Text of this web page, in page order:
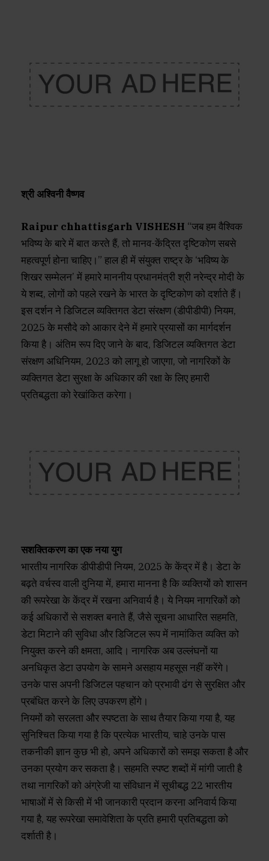
श्री अश्विनी वैष्णव
Raipur chhattisgarh VISHESH “जब हम वैश्विक
भविष्य के बारे में बात करते हैं, तो मानव-केंद्रित दृष्टिकोण सबसे
महत्वपूर्ण होना चाहिए।” हाल ही में संयुक्त राष्ट्र के ‘भविष्य के
शिखर सम्मेलन’ में हमारे माननीय प्रधानमंत्री श्री नरेन्द्र मोदी के
ये शब्द, लोगों को पहले रखने के भारत के दृष्टिकोण को दर्शाते हैं।
इस दर्शन ने डिजिटल व्यक्तिगत डेटा संरक्षण (डीपीडीपी) नियम,
2025 के मसौदे को आकार देने में हमारे प्रयासों का मार्गदर्शन
किया है। अंतिम रूप दिए जाने के बाद, डिजिटल व्यक्तिगत डेटा
संरक्षण अधिनियम, 2023 को लागू हो जाएगा, जो नागरिकों के
व्यक्तिगत डेटा सुरक्षा के अधिकार की रक्षा के लिए हमारी
प्रतिबद्धता को रेखांकित करेगा।
सशक्तिकरण का एक नया युग
भारतीय नागरिक डीपीडीपी नियम, 2025 के केंद्र में है। डेटा के
बढ़ते वर्चस्व वाली दुनिया में, हमारा मानना है कि व्यक्तियों को शासन
की रूपरेखा के केंद्र में रखना अनिवार्य है। ये नियम नागरिकों को
कई अधिकारों से सशक्त बनाते हैं, जैसे सूचना आधारित सहमति,
डेटा मिटाने की सुविधा और डिजिटल रूप में नामांकित व्यक्ति को
नियुक्त करने की क्षमता, आदि। नागरिक अब उल्लंघनों या
अनधिकृत डेटा उपयोग के सामने असहाय महसूस नहीं करेंगे।
उनके पास अपनी डिजिटल पहचान को प्रभावी ढंग से सुरक्षित और
प्रबंधित करने के लिए उपकरण होंगे।
नियमों को सरलता और स्पष्टता के साथ तैयार किया गया है, यह
सुनिश्चित किया गया है कि प्रत्येक भारतीय, चाहे उनके पास
तकनीकी ज्ञान कुछ भी हो, अपने अधिकारों को समझ सकता है और
उनका प्रयोग कर सकता है। सहमति स्पष्ट शब्दों में मांगी जाती है
तथा नागरिकों को अंग्रेजी या संविधान में सूचीबद्ध 22 भारतीय
भाषाओं में से किसी में भी जानकारी प्रदान करना अनिवार्य किया
गया है, यह रूपरेखा समावेशिता के प्रति हमारी प्रतिबद्धता को
दर्शाती है।